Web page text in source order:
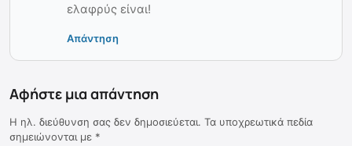
ελαφρύς είναι!
Απάντηση
Αφήστε μια απάντηση
Η ηλ. διεύθυνση σας δεν δημοσιεύεται. Τα υποχρεωτικά πεδία
σημειώνονται με *